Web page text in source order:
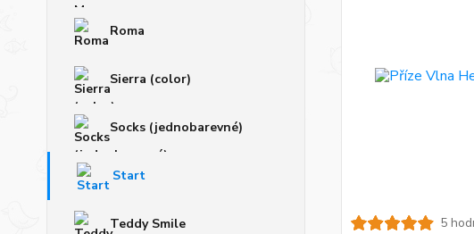
Roma
Sierra (color)
Socks (jednobarevné)
Start
Teddy Smile
5